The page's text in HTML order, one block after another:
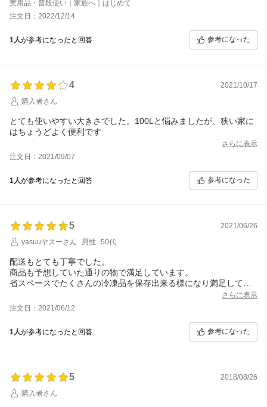
実用品・普段使い｜家族へ｜はじめて
注文日：2022/12/14
1人が参考になったと回答 参考になった
4
2021/10/17
購入者さん
とても使いやすい大きさでした。100Lと悩みましたが、狭い家に
はちょうどよく便利です
さらに表示
注文日：2021/09/07
1人が参考になったと回答 参考になった
5
2021/06/26
yasuuヤスーさん
男性 50代
配送もとても丁寧でした。
商品も予想していた通りの物で満足しています。
省スペースでたくさんの冷凍品を保存出来る様になり満足してま
音も全く気になりません。
さらに表示
注文日：2021/06/12
1人が参考になったと回答 参考になった
5
2018/08/26
購入者さん